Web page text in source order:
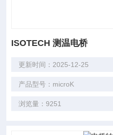
ISOTECH 测温电桥
更新时间：2025-12-25
产品型号：microK
浏览量：9251